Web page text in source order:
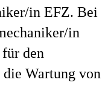
in EFZ. Bei
in
den
Wartung von